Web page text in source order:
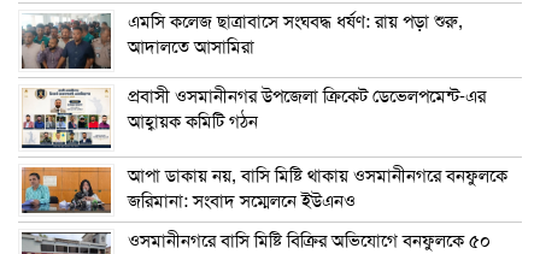
এম‌সি কলেজ ছাত্রাবাসে সংঘবদ্ধ ধর্ষণ: রায় পড়া শুরু,
আদালতে আসামিরা
প্রবাসী ওসমানীনগর উপজেলা ক্রিকেট ডেভেলপমেন্ট-এর
আহ্বায়ক কমিটি গঠন
আপা ডাকায় নয়, বাসি মিষ্টি থাকায় ওসমানীনগরে বনফুলকে
জরিমানা: সংবাদ সম্মেলনে ইউএনও
ওসমানীনগরে বাসি মিষ্টি বিক্রির অভিযোগে বনফুলকে ৫০